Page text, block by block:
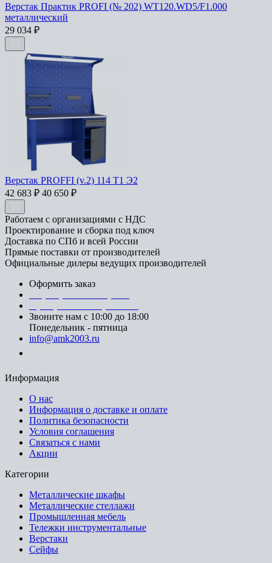
Верстак Практик PROFI (№ 202) WT120.WD5/F1.000
металлический
29 034 ₽
Верстак PROFFI (v.2) 114 Т1 Э2
42 683 ₽ 40 650 ₽
Работаем с организациями с НДС
Проектирование и сборка под ключ
Доставка по СПб и всей России
Прямые поставки от производителей
Официальные дилеры ведущих производителей
Оформить заказ
Звоните нам с 10:00 до 18:00
Понедельник - пятница
info@amk2003.ru
Информация
О нас
Информация о доставке и оплате
Политика безопасности
Условия соглашения
Связаться с нами
Акции
Категории
Металлические шкафы
Металлические стеллажи
Промышленная мебель
Тележки инструментальные
Верстаки
Сейфы